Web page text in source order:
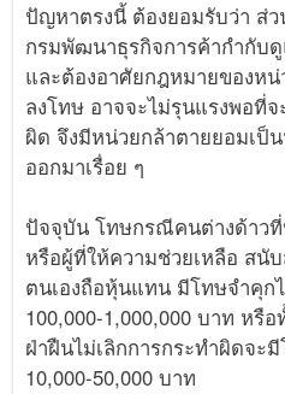
ปัญหาตรงนี้ ต้องยอมรับว่า ส่
กรมพัฒนาธุรกิจการค้ากำกับ
และต้องอาศัยกฎหมายของห
ลงโทษ อาจจะไม่รุนแรงพอที่
ผิด จึงมีหน่วยกล้าตายยอมเป็
ออกมาเรื่อย ๆ
ปัจจุบัน โทษกรณีคนต่างด้าว
หรือผู้ที่ให้ความช่วยเหลือ สนั
ตนเองถือหุ้นแทน มีโทษจำคุก
100,000-1,000,000 บาท หรื
ฝ่าฝืนไม่เลิกการกระทำผิดจะ
10,000-50,000 บาท